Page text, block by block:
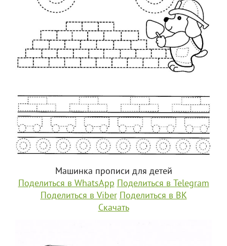
Машинка прописи для детей
Поделиться в WhatsApp Поделиться в Telegram
Поделиться в Viber Поделиться в ВК
Скачать